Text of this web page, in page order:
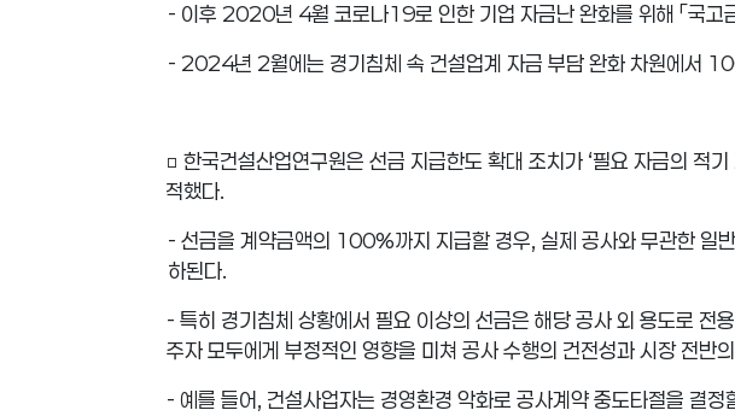
- 이후 2020년 4월 코로나19로 인한 기업 자금난 완화를 위해 「국고
- 2024년 2월에는 경기침체 속 건설업계 자금 부담 완화 차원에서
□ 한국건설산업연구원은 선금 지급한도 확대 조치가 ‘필요 자금의 적기
적했다.
- 선금을 계약금액의 100%까지 지급할 경우, 실제 공사와 무관한 일
하된다.
- 특히 경기침체 상황에서 필요 이상의 선금은 해당 공사 외 용도로 전
주자 모두에게 부정적인 영향을 미쳐 공사 수행의 건전성과 시장 전반
- 예를 들어 , 건설사업자는 경영환경 악화로 공사계약 중도타절을 결